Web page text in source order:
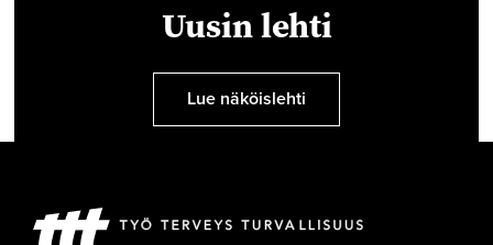
Uusin lehti
Lue näköislehti